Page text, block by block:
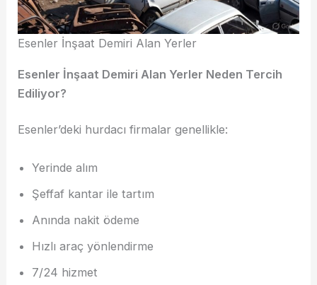
Esenler İnşaat Demiri Alan Yerler
Esenler İnşaat Demiri Alan Yerler Neden Tercih
Ediliyor?
Esenler’deki hurdacı firmalar genellikle:
Yerinde alım
Şeffaf kantar ile tartım
Anında nakit ödeme
Hızlı araç yönlendirme
7/24 hizmet